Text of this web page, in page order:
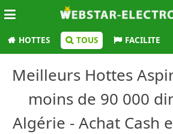
HOTTES TOUS FACILITE
Meilleurs Hottes
moins de 90 000
Algérie - Achat Cash